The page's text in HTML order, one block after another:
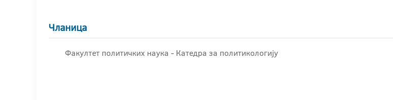
Чланица
Факултет политичких наука - Катедра за политикологију